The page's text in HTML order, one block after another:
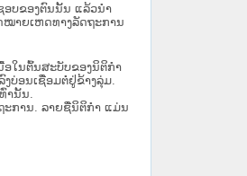
ບຂອງຕົນນັ້ນ ແລ້ວນໍາ
າຍ​ເຫດ​ທາງ​ລັດ​ຖະ​ການ
ອໃນຕົ້ນສະບັບຂອງນິຕິກໍາ
ບ່ອນເຊື່ອມຕໍ່ຢູ່ຂ້າງລຸ່ມ.
ານັ້ນ.
ການ. ລາຍຊື່ນິຕິກຳ ແມ່ນ